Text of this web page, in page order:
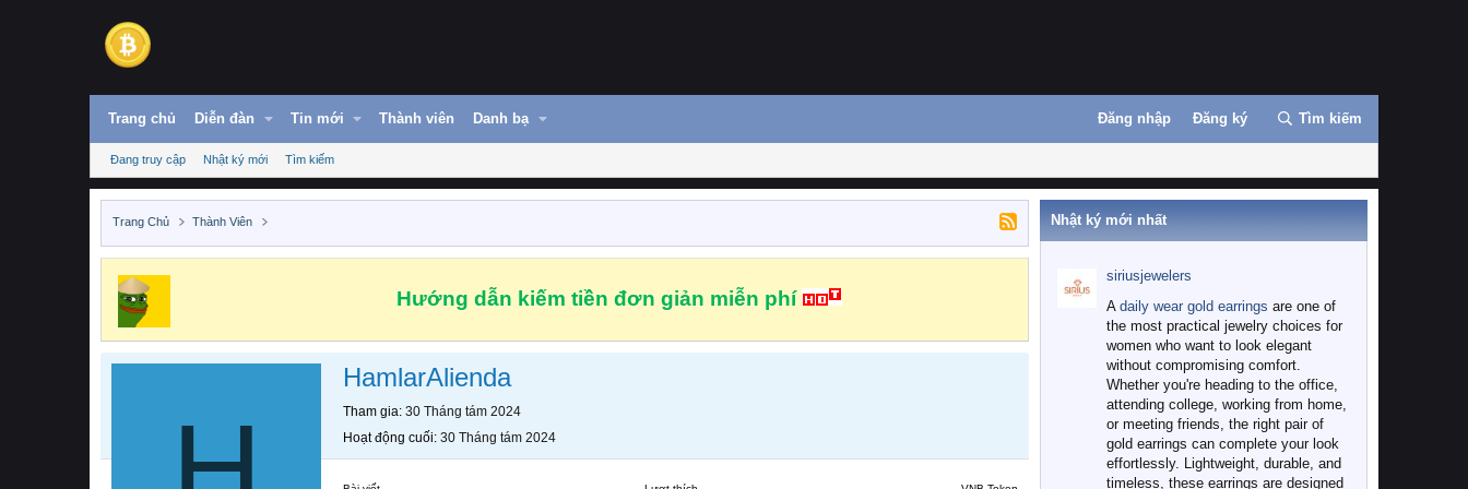
Trang chủ Diễn đàn Tin mới Thành viên Danh bạ Đăng nhập Đăng ký Tìm kiếm
Đang truy cập Nhật ký mới Tìm kiếm
Trang Chủ Thành Viên
Hướng dẫn kiếm tiền đơn giản miễn phí
HamlarAlienda
Tham gia 30 Tháng tám 2024
Hoạt động cuối 30 Tháng tám 2024
Nhật ký mới nhất
siriusjewelers
A daily wear gold earrings are one of
the most practical jewelry choices for
women who want to look elegant
without compromising comfort.
Whether you're heading to the office,
attending college, working from home,
or meeting friends, the right pair of
gold earrings can complete your look
effortlessly. Lightweight, durable, and
timeless, these earrings are designed